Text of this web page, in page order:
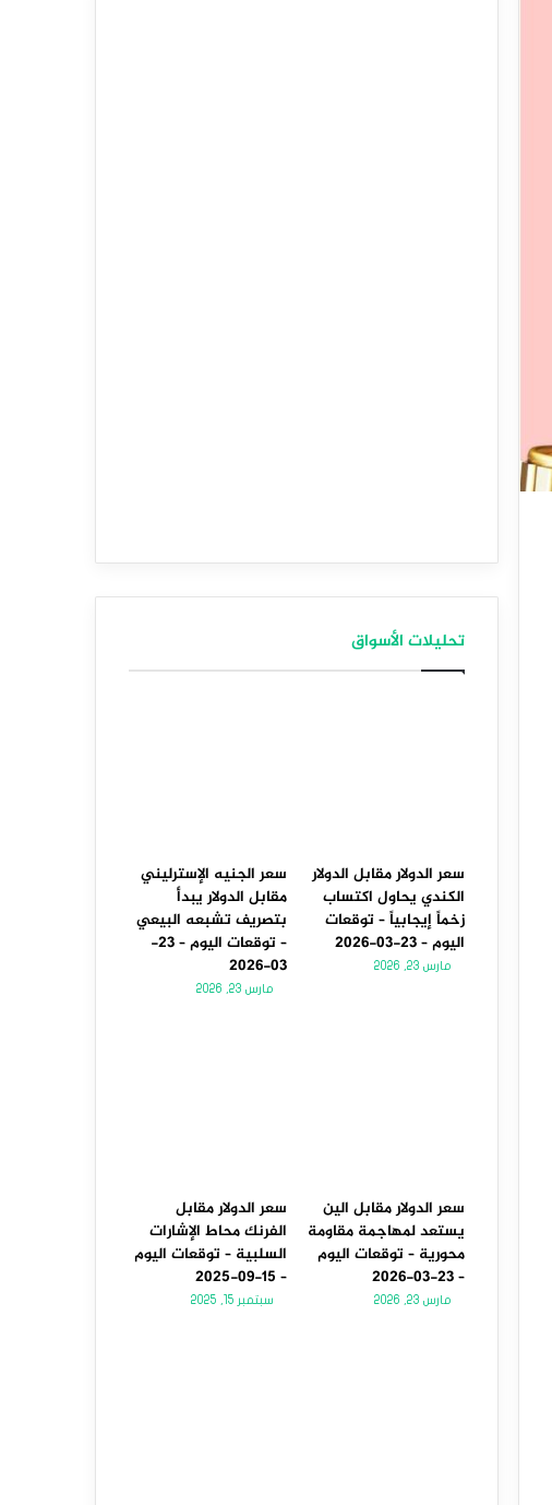
تحليلات الأسواق
سعر الدولار مقابل الدولار
الكندي يحاول اكتساب
زخماً إيجابياً – توقعات
اليوم – 23-03-2026
مارس 23, 2026
سعر الجنيه الإسترليني
مقابل الدولار يبدأ
بتصريف تشبعه البيعي
– توقعات اليوم – 23-
03-2026
مارس 23, 2026
سعر الدولار مقابل الين
يستعد لمهاجمة مقاومة
محورية – توقعات اليوم
– 23-03-2026
مارس 23, 2026
سعر الدولار مقابل
الفرنك محاط الإشارات
السلبية – توقعات اليوم
– 15-09-2025
سبتمبر 15, 2025